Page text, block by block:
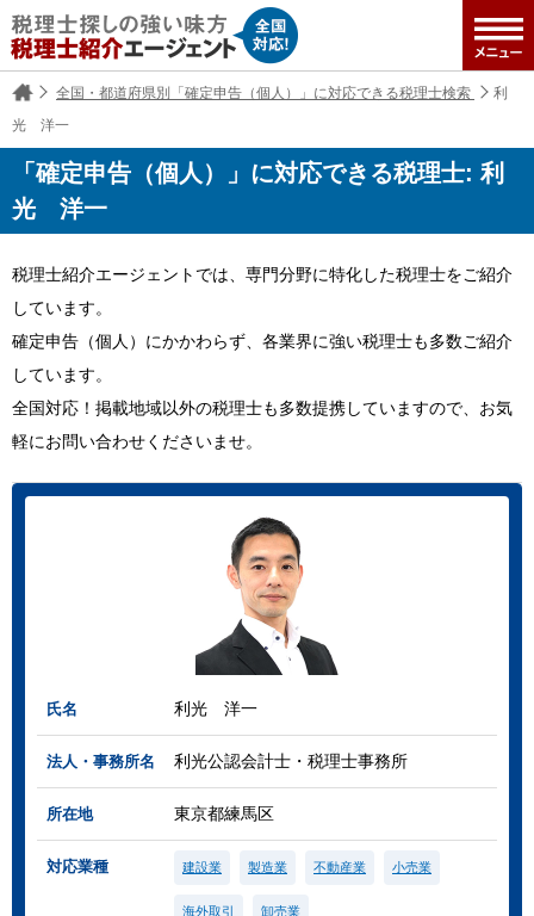
全国・都道府県別「確定申告（個人）」に対応できる税理士検索
利
光 洋一
「確定申告（個人）」に対応できる税理士: 利
光 洋一
税理士紹介エージェントでは、専門分野に特化した税理士をご紹介
しています。
確定申告（個人）にかかわらず、各業界に強い税理士も多数ご紹介
しています。
全国対応！掲載地域以外の税理士も多数提携していますので、お気
軽にお問い合わせくださいませ。
氏名 利光 洋一
法人・事務所名 利光公認会計士・税理士事務所
所在地 東京都練馬区
対応業種 建設業 製造業 不動産業 小売業
海外取引 卸売業